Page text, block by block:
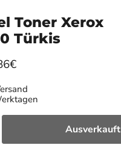
Toner Xerox
Türkis
Preis
Ausverkauft